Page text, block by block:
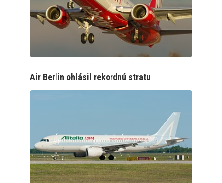
Air Berlin ohlásil rekordnú stratu